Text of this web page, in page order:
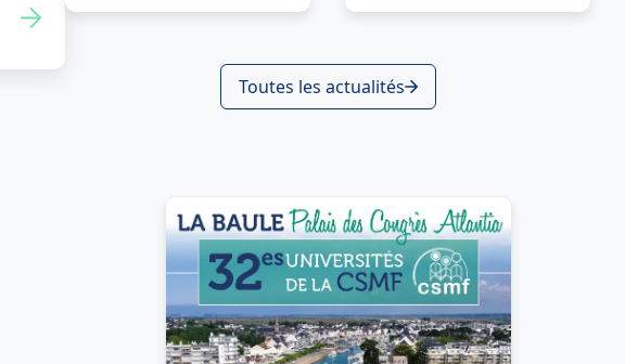
Le 20 juillet 2026
Toutes les actualités